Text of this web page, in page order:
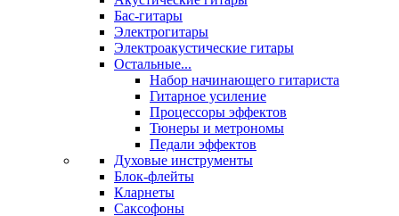
Бас-гитары
Электрогитары
Электроакустические гитары
Остальные...
Набор начинающего гитариста
Гитарное усиление
Процессоры эффектов
Тюнеры и метрономы
Педали эффектов
Духовые инструменты
Блок-флейты
Кларнеты
Саксофоны